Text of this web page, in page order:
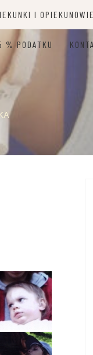
I OPIEKUNOWIE
% PODATKU